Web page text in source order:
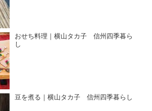
おせち料理｜横山タカ子 信州四季暮ら
し
豆を煮る｜横山タカ子 信州四季暮らし